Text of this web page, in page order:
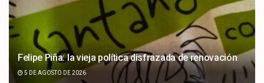
Felipe Piña: la vieja política disfrazada de renovación
5 DE AGOSTO DE 2026